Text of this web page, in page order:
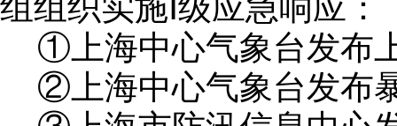
组组织实施 Ⅰ级应急响应：
①上海中心气象台发布
②上海中心气象台发布